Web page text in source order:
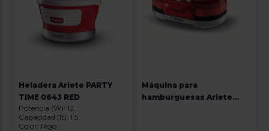
Heladera Ariete PARTY
TIME 0643 RED
Potencia (W): 12
Capacidad (lt): 1.5
Color: Rojo
Máquina para
hamburguesas Ariete